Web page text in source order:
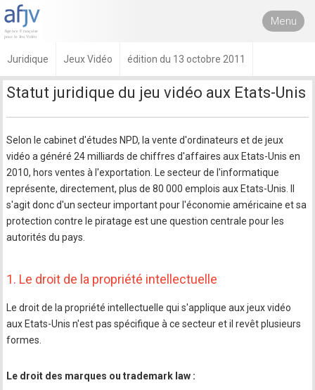
Menu
Juridique Jeux Vidéo édition du 13 octobre 2011
Statut juridique du jeu vidéo aux Etats-Unis
Selon le cabinet d'études NPD, la vente d'ordinateurs et de jeux
vidéo a généré 24 milliards de chiffres d'affaires aux Etats-Unis en
2010, hors ventes à l'exportation. Le secteur de l'informatique
représente, directement, plus de 80 000 emplois aux Etats-Unis. Il
s'agit donc d'un secteur important pour l'économie américaine et sa
protection contre le piratage est une question centrale pour les
autorités du pays.
1. Le droit de la propriété intellectuelle
Le droit de la propriété intellectuelle qui s'applique aux jeux vidéo
aux Etats-Unis n'est pas spécifique à ce secteur et il revêt plusieurs
formes.
Le droit des marques ou trademark law :